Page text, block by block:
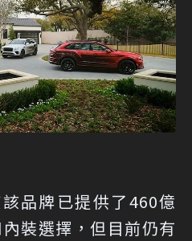
品牌已提供了460億
裝選擇，但目前仍有